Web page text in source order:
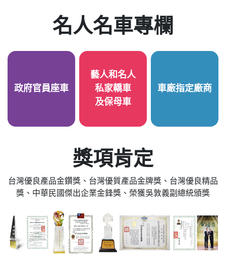
名人名車專欄
政府官員座車
藝人和名人
私家轎車
及保母車
車廠指定廠商
獎項肯定
台灣優良產品金鑽獎、台灣優質產品金牌獎、台灣優良精品
獎、中華民國傑出企業金鋒獎、榮獲吳敦義副總統頒獎